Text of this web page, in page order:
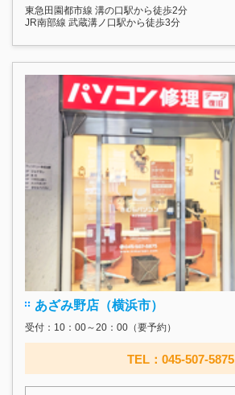
東急田園都市線 溝の口駅から徒歩2分
JR南部線 武蔵溝ノ口駅から徒歩3分
あざみ野店（横浜市）
受付：10：00～20：00（要予約）
TEL：045-507-5875